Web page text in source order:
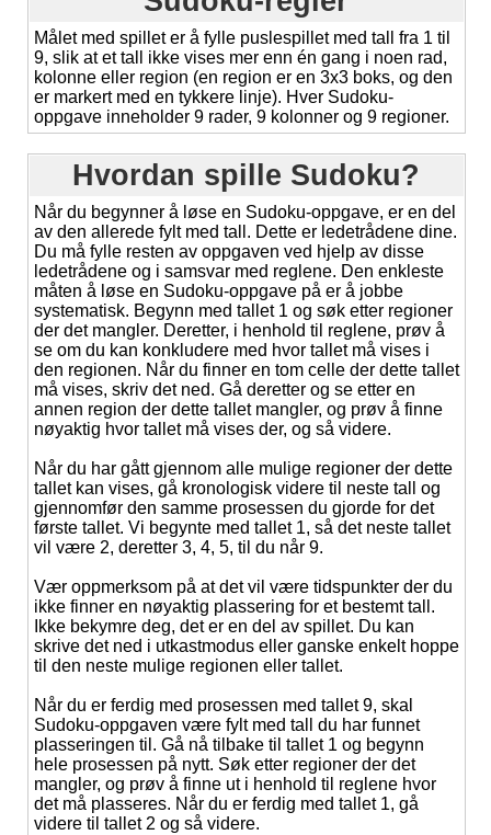
Målet med spillet er å fylle puslespillet med tall fra 1 til
9, slik at et tall ikke vises mer enn én gang i noen rad,
kolonne eller region (en region er en 3x3 boks, og den
er markert med en tykkere linje). Hver Sudoku-
oppgave inneholder 9 rader, 9 kolonner og 9 regioner.
Hvordan spille Sudoku?
Når du begynner å løse en Sudoku-oppgave, er en del
av den allerede fylt med tall. Dette er ledetrådene dine.
Du må fylle resten av oppgaven ved hjelp av disse
ledetrådene og i samsvar med reglene. Den enkleste
måten å løse en Sudoku-oppgave på er å jobbe
systematisk. Begynn med tallet 1 og søk etter regioner
der det mangler. Deretter, i henhold til reglene, prøv å
se om du kan konkludere med hvor tallet må vises i
den regionen. Når du finner en tom celle der dette tallet
må vises, skriv det ned. Gå deretter og se etter en
annen region der dette tallet mangler, og prøv å finne
nøyaktig hvor tallet må vises der, og så videre.
Når du har gått gjennom alle mulige regioner der dette
tallet kan vises, gå kronologisk videre til neste tall og
gjennomfør den samme prosessen du gjorde for det
første tallet. Vi begynte med tallet 1, så det neste tallet
vil være 2, deretter 3, 4, 5, til du når 9.
Vær oppmerksom på at det vil være tidspunkter der du
ikke finner en nøyaktig plassering for et bestemt tall.
Ikke bekymre deg, det er en del av spillet. Du kan
skrive det ned i utkastmodus eller ganske enkelt hoppe
til den neste mulige regionen eller tallet.
Når du er ferdig med prosessen med tallet 9, skal
Sudoku-oppgaven være fylt med tall du har funnet
plasseringen til. Gå nå tilbake til tallet 1 og begynn
hele prosessen på nytt. Søk etter regioner der det
mangler, og prøv å finne ut i henhold til reglene hvor
det må plasseres. Når du er ferdig med tallet 1, gå
videre til tallet 2 og så videre.